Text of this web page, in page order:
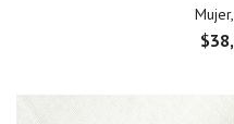
Mujer,
$